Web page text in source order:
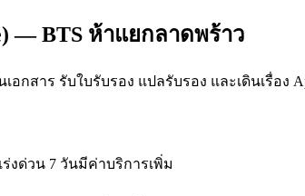
— BTS ห้าแยกลาดพร้าว
าร รับใบรับรอง แปลรับรอง และเดินเรื่อง
งด่วน 7 วันมีค่าบริการเพิ่ม